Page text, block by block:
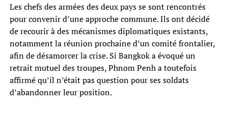
Les chefs des armées des deux pays se sont rencontrés
pour convenir d’une approche commune. Ils ont décidé
de recourir à des mécanismes diplomatiques existants,
notamment la réunion prochaine d’un comité frontalier,
afin de désamorcer la crise. Si Bangkok a évoqué un
retrait mutuel des troupes, Phnom Penh a toutefois
affirmé qu’il n’était pas question pour ses soldats
d’abandonner leur position.